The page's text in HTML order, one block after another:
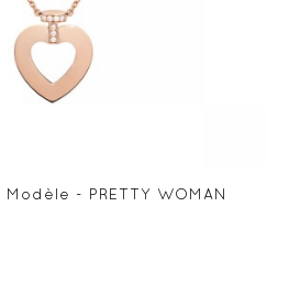
- PRETTY WOMAN